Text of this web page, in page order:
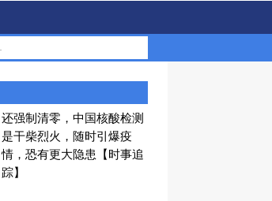
还强制清零，中国核酸检测
是干柴烈火，随时引爆疫
情，恐有更大隐患【时事追
踪】